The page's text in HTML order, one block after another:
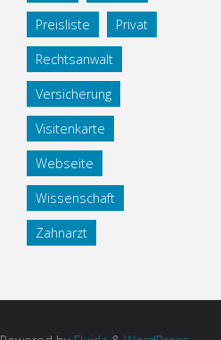
Preisliste Privat
Rechtsanwalt
Versicherung
Visitenkarte
Webseite
Wissenschaft
Zahnarzt